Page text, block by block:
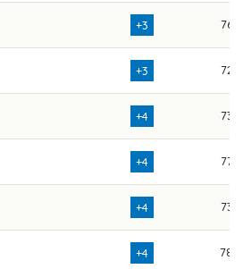
+3 76
+3 72
+4 73
+4 77
+4 73
+4 78